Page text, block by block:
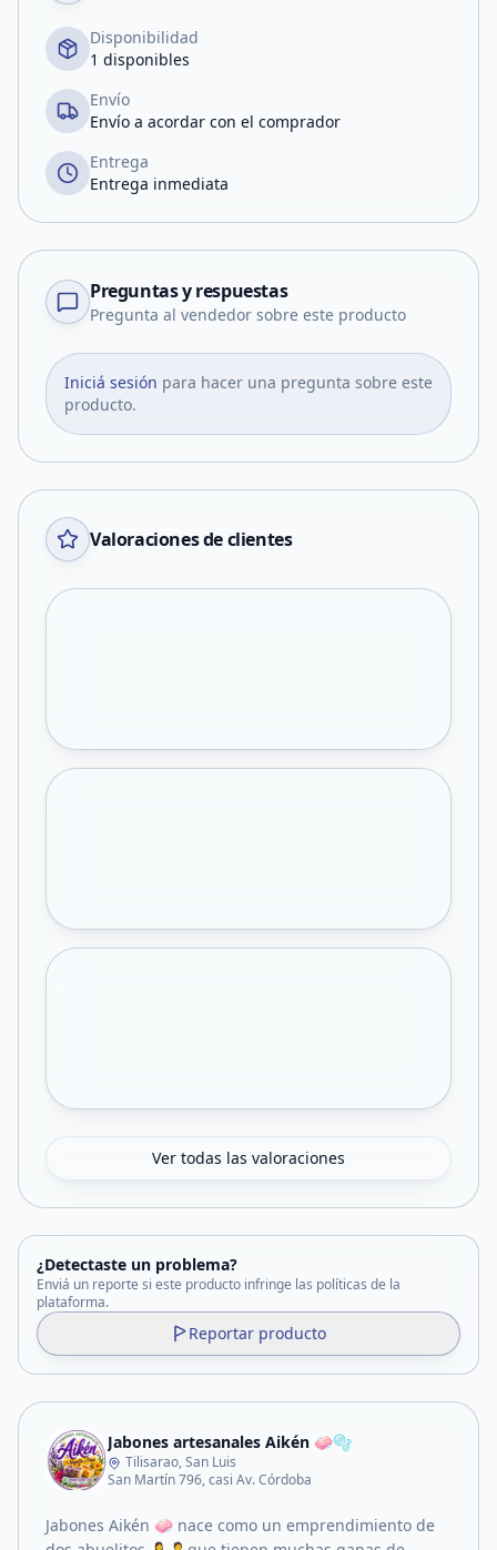
Disponibilidad
1 disponibles
Envío
Envío a acordar con el comprador
Entrega
Entrega inmediata
Preguntas y respuestas
Pregunta al vendedor sobre este producto
Iniciá sesión para hacer una pregunta sobre este
producto.
Valoraciones de clientes
Ver todas las valoraciones
¿Detectaste un problema?
Enviá un reporte si este producto infringe las políticas de la
plataforma.
Reportar producto
Jabones artesanales Aikén 🧼🫧
Tilisarao, San Luis
San Martín 796, casi Av. Córdoba
Jabones Aikén 🧼 nace como un emprendimiento de